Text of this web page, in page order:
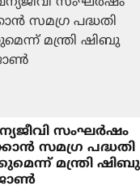
സംഘര്‍ഷം
സമഗ്ര പദ്ധതി
മന്ത്രി ഷിബു